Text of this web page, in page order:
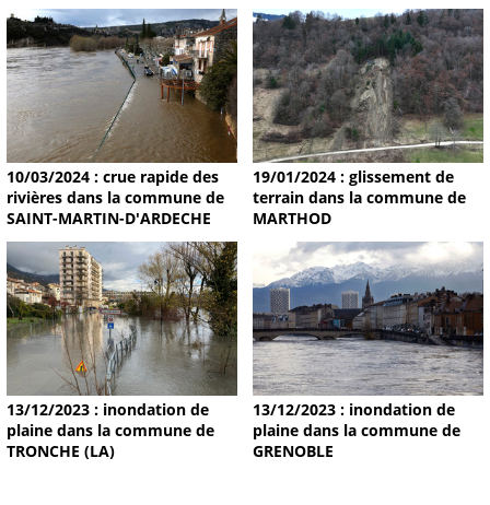
10/03/2024 : crue rapide des
rivières dans la commune de
SAINT-MARTIN-D'ARDECHE
19/01/2024 : glissement de
terrain dans la commune de
MARTHOD
13/12/2023 : inondation de
plaine dans la commune de
TRONCHE (LA)
13/12/2023 : inondation de
plaine dans la commune de
GRENOBLE